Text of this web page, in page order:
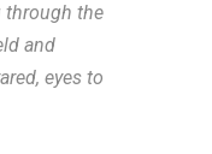
through the
and
eyes to